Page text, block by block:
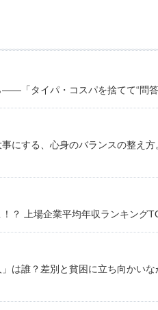
「タイパ・コスパを捨てて“問答
にする、心身のバランスの整え
？ 上場企業平均年収ランキング
は誰？差別と貧困に立ち向かい